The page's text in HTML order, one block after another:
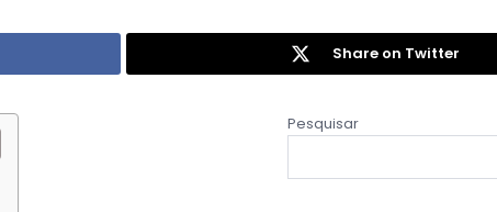
Share on Twitter
Pesquisar